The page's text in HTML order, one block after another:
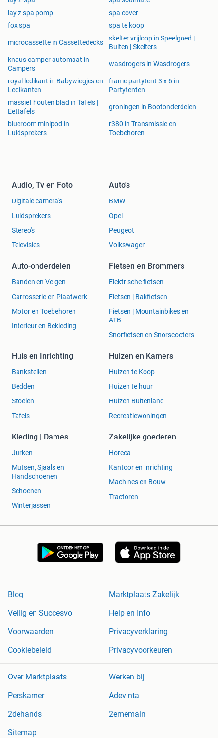
lay z spa pomp
spa cover
fox spa
spa te koop
microcassette in Cassettedecks
skelter vrijloop in Speelgoed |
Buiten | Skelters
knaus camper automaat in
Campers
wasdrogers in Wasdrogers
royal ledikant in Babywiegjes en
Ledikanten
frame partytent 3 x 6 in
Partytenten
massief houten blad in Tafels |
Eettafels
groningen in Bootonderdelen
blueroom minipod in
Luidsprekers
r380 in Transmissie en
Toebehoren
Audio, Tv en Foto
Digitale camera's
Luidsprekers
Stereo's
Televisies
Auto's
BMW
Opel
Peugeot
Volkswagen
Auto-onderdelen
Banden en Velgen
Carrosserie en Plaatwerk
Motor en Toebehoren
Interieur en Bekleding
Fietsen en Brommers
Elektrische fietsen
Fietsen | Bakfietsen
Fietsen | Mountainbikes en
ATB
Snorfietsen en Snorscooters
Huis en Inrichting
Bankstellen
Bedden
Stoelen
Tafels
Huizen en Kamers
Huizen te Koop
Huizen te huur
Huizen Buitenland
Recreatiewoningen
Kleding | Dames
Jurken
Mutsen, Sjaals en
Handschoenen
Schoenen
Winterjassen
Zakelijke goederen
Horeca
Kantoor en Inrichting
Machines en Bouw
Tractoren
Blog
Marktplaats Zakelijk
Veilig en Succesvol
Help en Info
Voorwaarden
Privacyverklaring
Cookiebeleid
Privacyvoorkeuren
Over Marktplaats
Werken bij
Perskamer
Adevinta
2dehands
2ememain
Sitemap